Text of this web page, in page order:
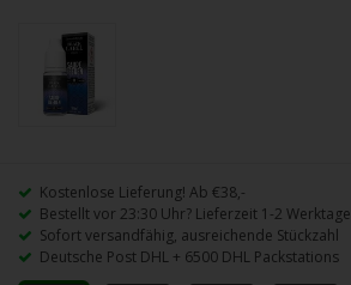
Kostenlose Lieferung! Ab €38,-
Bestellt vor 23:30 Uhr? Lieferzeit 1-2 Werktage
Sofort versandfähig, ausreichende Stückzahl
Deutsche Post DHL + 6500 DHL Packstations